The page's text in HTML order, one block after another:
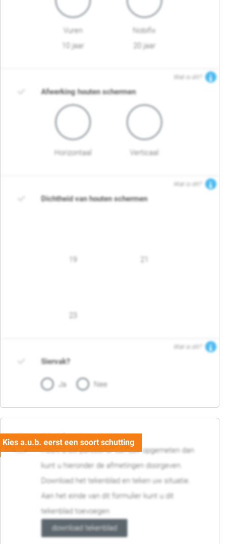
Vuren
10 jaar
Nobifix
20 jaar
Wat is dit?
Afwerking houten schermen
Horizontaal Verticaal
Wat is dit?
Dichtheid van houten schermen
19
Wat is dit?
Siervak?
Ja Nee
04. Afmetingen
Heeft u uw perceel of tuin zelf opgemeten dan
kunt u hieronder de afmetingen doorgeven.
Download het tekenblad en teken uw situatie.
Aan het einde van dit formulier kunt u dit
tekenblad toevoegen
download tekenblad